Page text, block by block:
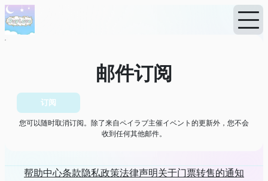
首页
邮件订阅
订阅
您可以随时取消订阅。除了来自ペイラブ主催イベント的更新外，您不会
收到任何其他邮件。
帮助中心条款隐私政策法律声明关于门票转售的通知